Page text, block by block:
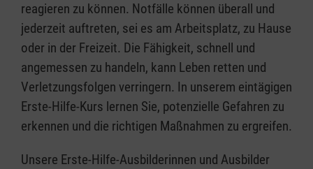
reagieren zu können. Notfälle können überall und
jederzeit auftreten, sei es am Arbeitsplatz, zu Hause
oder in der Freizeit. Die Fähigkeit, schnell und
angemessen zu handeln, kann Leben retten und
Verletzungsfolgen verringern. In unserem eintägigen
Erste-Hilfe-Kurs lernen Sie, potenzielle Gefahren zu
erkennen und die richtigen Maßnahmen zu ergreifen.
Unsere Erste-Hilfe-Ausbilderinnen und Ausbilder